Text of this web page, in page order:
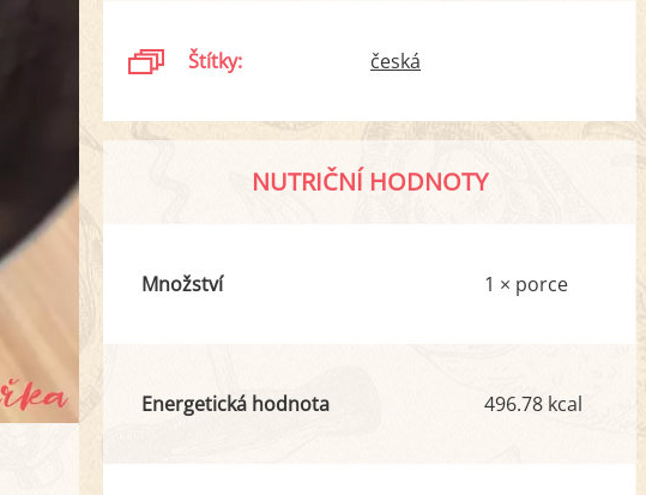
Štítky: česká
NUTRIČNÍ HODNOTY
Množství 1 × porce
Energetická hodnota 496.78 kcal